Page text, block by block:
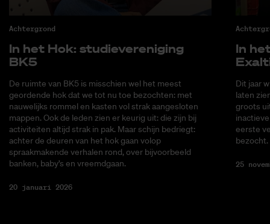
Achtergrond
In het Hok: stu­die­ver­e­ni­ging
BK5
De ruimte van BK5 is misschien wel het meest
geordende hok dat we tot nu toe bezochten: met
nauwelijks rommel en kasten vol strak aangesloten
mappen. Ook de leden zien er keurig uit: die zijn bij
activiteiten altijd strak in pak. Maar schijn bedriegt:
achter de deuren van het hok gaan volop
spraakmakende verhalen rond, over bijvoorbeeld
banken, baby’s en vreemdgaan.
20 januari 2026
In
Dit jaar
laten
groots
eerste
bezocht.
25